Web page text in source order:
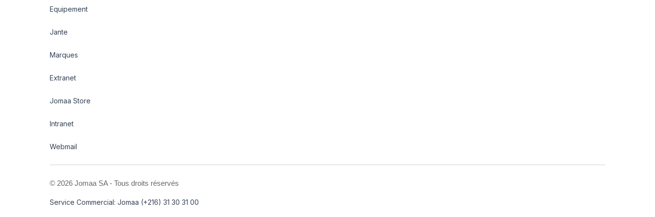
Equipement
Jante
Marques
Extranet
Jomaa Store
Intranet
Webmail
© 2026 Jomaa SA - Tous droits réservés
Service Commercial: Jomaa (+216) 31 30 31 00